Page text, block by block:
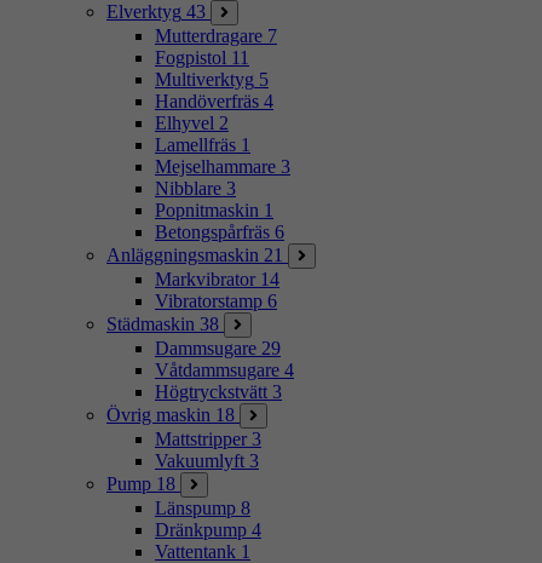
Elverktyg 43
Mutterdragare 7
Fogpistol 11
Multiverktyg 5
Handöverfräs 4
Elhyvel 2
Lamellfräs 1
Mejselhammare 3
Nibblare 3
Popnitmaskin 1
Betongspårfräs 6
Anläggningsmaskin 21
Markvibrator 14
Vibratorstamp 6
Städmaskin 38
Dammsugare 29
Våtdammsugare 4
Högtryckstvätt 3
Övrig maskin 18
Mattstripper 3
Vakuumlyft 3
Pump 18
Länspump 8
Dränkpump 4
Vattentank 1